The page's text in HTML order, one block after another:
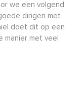
we een volgend
dingen met
doet dit op een
met veel